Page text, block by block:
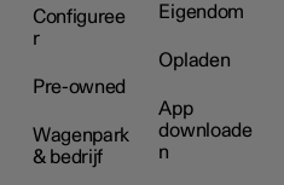
Configuree
r
Pre-owned
Wagenpark
& bedrijf
Eigendom
Opladen
App
downloade
n